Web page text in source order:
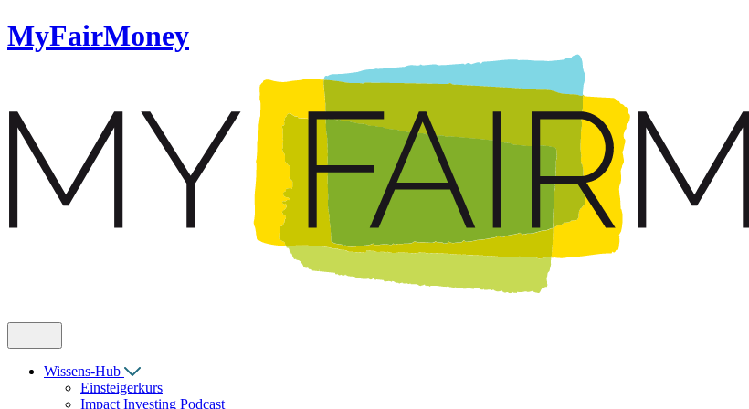
MyFairMoney
Wissens-Hub
Einsteigerkurs
Impact Investing Podcast